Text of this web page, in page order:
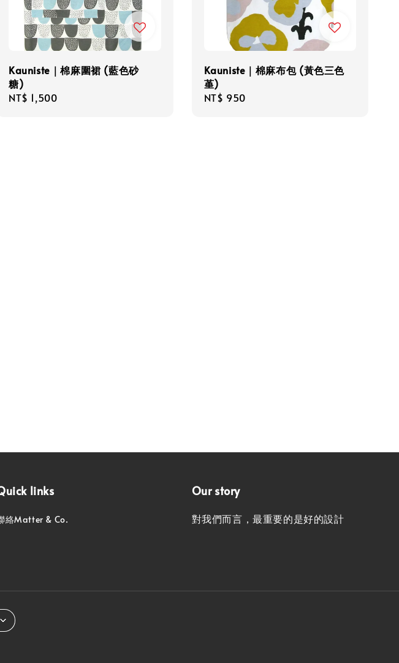
Kauniste｜棉麻圍裙 (藍色砂
糖)
Regular
NT$ 1,500
Kauniste｜棉麻布包 (黃色三色
堇)
Regular
NT$ 950
links
絡Matter & Co.
Our story
對我們而言，最重要的是好的設計